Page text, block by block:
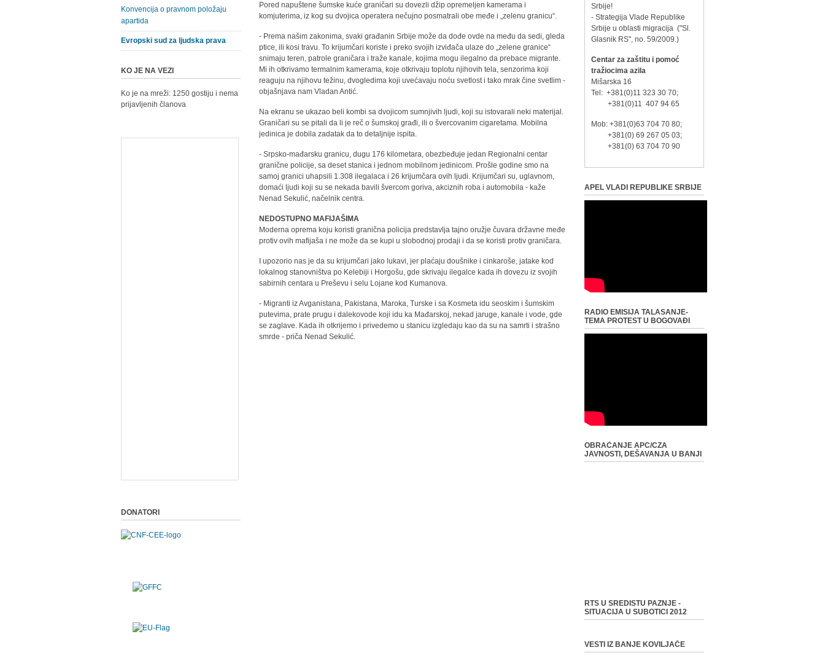
Pored napuštene šumske kuće graničari su dovezli džip opremeljen kamerama i
komjuterima, iz kog su dvojica operatera nečujno posmatrali obe međe i „zelenu granicu“.
- Prema našim zakonima, svaki građanin Srbije može da dođe ovde na među da sedi, gleda
ptice, ili kosi travu. To krijumčari koriste i preko svojih izviđača ulaze do „zelene granice“
snimaju teren, patrole graničara i traže kanale, kojima mogu ilegalno da prebace migrante.
Mi ih otkrivamo termalnim kamerama, koje otkrivaju toplotu njihovih tela, senzorima koji
reaguju na njihovu težinu, dvogledima koji uvećavaju noću svetlost i tako mrak čine svetlim -
objašnjava nam Vladan Antić.
Na ekranu se ukazao beli kombi sa dvojicom sumnjivih ljudi, koji su istovarali neki materijal.
Graničari su se pitali da li je reč o šumskoj građi, ili o švercovanim cigaretama. Mobilna
jedinica je dobila zadatak da to detaljnije ispita.
- Srpsko-mađarsku granicu, dugu 176 kilometara, obezbeđuje jedan Regionalni centar
granične policije, sa deset stanica i jednom mobilnom jedinicom. Prošle godine smo na
samoj granici uhapsili 1.308 ilegalaca i 26 krijumčara ovih ljudi. Krijumčari su, uglavnom,
domaći ljudi koji su se nekada bavili švercom goriva, akciznih roba i automobila - kaže
Nenad Sekulić, načelnik centra.
NEDOSTUPNO MAFIJAŠIMA
Moderna oprema koju koristi granična policija predstavlja tajno oružje čuvara državne međe
protiv ovih mafijaša i ne može da se kupi u slobodnoj prodaji i da se koristi protiv graničara.
I upozorio nas je da su krijumčari jako lukavi, jer plaćaju doušnike i cinkaroše, jatake kod
lokalnog stanovništva po Kelebiji i Horgošu, gde skrivaju ilegalce kada ih dovezu iz svojih
sabirnih centara u Preševu i selu Lojane kod Kumanova.
- Migranti iz Avganistana, Pakistana, Maroka, Turske i sa Kosmeta idu seoskim i šumskim
putevima, prate prugu i dalekovode koji idu ka Mađarskoj, nekad jaruge, kanale i vode, gde
se zaglave. Kada ih otkrijemo i privedemo u stanicu izgledaju kao da su na samrti i strašno
smrde - priča Nenad Sekulić.
Konvencija o pravnom položaju
apartida
Evropski sud za ljudska prava
KO JE NA VEZI
Ko je na mreži: 1250 gostiju i nema
prijavljenih članova
DONATORI
Srbije!
- Strategija Vlade Republike
Srbije u oblasti migracija ("Sl.
Glasnik RS", no. 59/2009.)
Centar za zaštitu i pomoć
tražiocima azila
Mišarska 16
Tel: +381(0)11 323 30 70;
+381(0)11 407 94 65
Mob: +381(0)63 704 70 80;
+381(0) 69 267 05 03;
+381(0) 63 704 70 90
APEL VLADI REPUBLIKE SRBIJE
RADIO EMISIJA TALASANJE-
TEMA PROTEST U BOGOVAĐI
OBRAĆANJE APC/CZA
JAVNOSTI, DEŠAVANJA U BANJI
RTS U SREDISTU PAZNJE -
SITUACIJA U SUBOTICI 2012
VESTI IZ BANJE KOVILJAČE